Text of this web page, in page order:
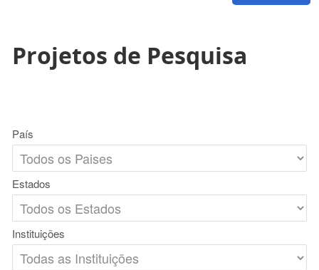
Projetos de Pesquisa
País
Estados
Instituições